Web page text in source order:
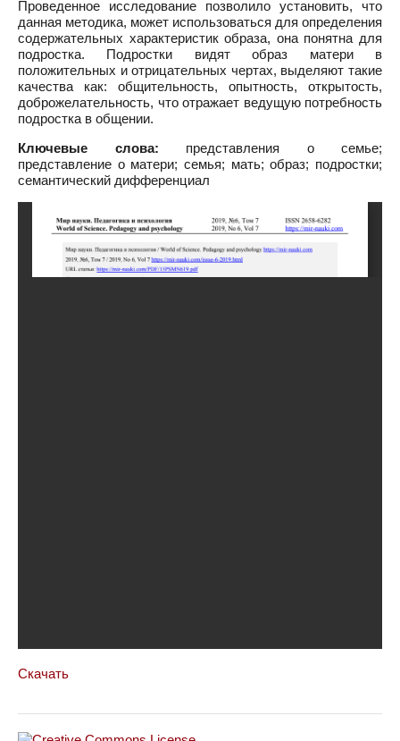
Проведенное исследование позволило установить, что
данная методика, может использоваться для определения
содержательных характеристик образа, она понятна для
подростка. Подростки видят образ матери в
положительных и отрицательных чертах, выделяют такие
качества как: общительность, опытность, открытость,
доброжелательность, что отражает ведущую потребность
подростка в общении.
Ключевые слова: представления о семье;
представление о матери; семья; мать; образ; подростки;
семантический дифференциал
Скачать